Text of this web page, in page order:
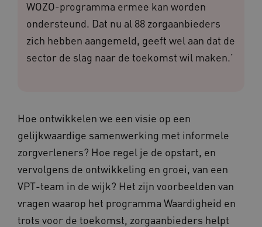
WOZO-programma ermee kan worden
ondersteund. Dat nu al 88 zorgaanbieders
zich hebben aangemeld, geeft wel aan dat de
sector de slag naar de toekomst wil maken.’
Hoe ontwikkelen we een visie op een
gelijkwaardige samenwerking met informele
zorgverleners? Hoe regel je de opstart, en
vervolgens de ontwikkeling en groei, van een
VPT-team in de wijk? Het zijn voorbeelden van
vragen waarop het programma Waardigheid en
trots voor de toekomst, zorgaanbieders helpt